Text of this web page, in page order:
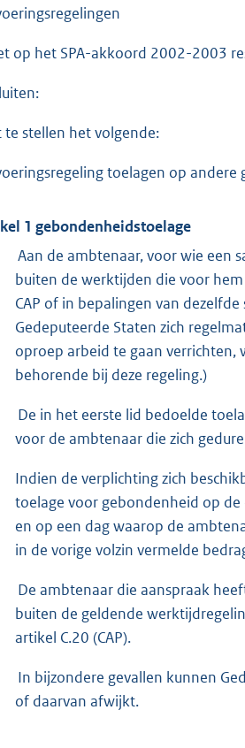
op het SPA-akkoord 2002-2003
te stellen het volgende:
toelagen op andere
1 gebondenheidstoelage
Aan de ambtenaar, voor wie een
buiten de werktijden die voor
CAP of in bepalingen van
Gedeputeerde Staten zich
oproep arbeid te gaan verrichten,
behorende bij deze regeling.)
De in het eerste lid bedoelde
voor de ambtenaar die zich
Indien de verplichting zich
toelage voor gebondenheid op de
en op een dag waarop de
in de vorige volzin vermelde
De ambtenaar die aanspraak
buiten de geldende
artikel C.20 (CAP).
In bijzondere gevallen kunnen
of daarvan afwijkt.